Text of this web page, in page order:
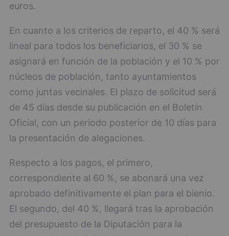
euros.
En cuanto a los criterios de reparto, el 40 % será
lineal para todos los beneficiarios, el 30 % se
asignará en función de la población y el 10 % por
núcleos de población, tanto ayuntamientos
como juntas vecinales. El plazo de solicitud será
de 45 días desde su publicación en el Boletín
Oficial, con un periodo posterior de 10 días para
la presentación de alegaciones.
Respecto a los pagos, el primero,
correspondiente al 60 %, se abonará una vez
aprobado definitivamente el plan para el bienio.
El segundo, del 40 %, llegará tras la aprobación
del presupuesto de la Diputación para la